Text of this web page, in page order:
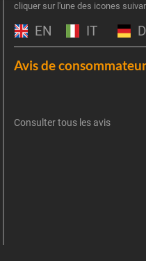
cliquer sur l'une des icones
EN IT
Avis de
Consulter tous les avis